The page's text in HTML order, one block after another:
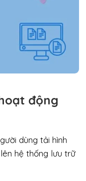
động
dùng tải hình
hệ thống lưu trữ